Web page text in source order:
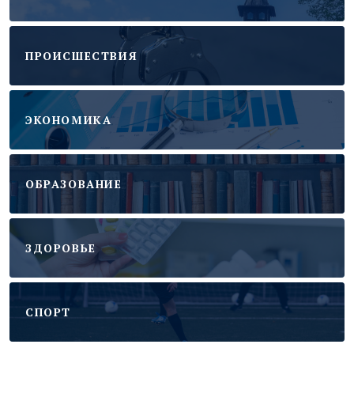
ПРОИСШЕСТВИЯ
ЭКОНОМИКА
ОБРАЗОВАНИЕ
ЗДОРОВЬЕ
CПОРТ